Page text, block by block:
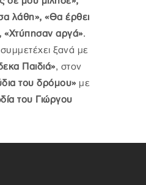
λάθη», «Θα έρθει
«Χτύπησαν αργά».
ξανά με
Παιδιά», στον
του δρόμου» με
του Γιώργου